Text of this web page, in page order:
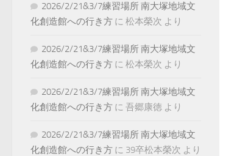
2026/2/21&3/7練習場所 南大塚地域文
化創造館への行き方 に 松本榮次 より
2026/2/21&3/7練習場所 南大塚地域文
化創造館への行き方 に 松本榮次 より
2026/2/21&3/7練習場所 南大塚地域文
化創造館への行き方 に 吾郷康徳 より
2026/2/21&3/7練習場所 南大塚地域文
化創造館への行き方 に 39卒松本榮次 より